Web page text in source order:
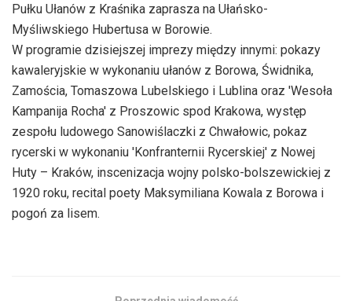
Pułku Ułanów z Kraśnika zaprasza na Ułańsko-
Myśliwskiego Hubertusa w Borowie.
W programie dzisiejszej imprezy między innymi: pokazy
kawaleryjskie w wykonaniu ułanów z Borowa, Świdnika,
Zamościa, Tomaszowa Lubelskiego i Lublina oraz 'Wesoła
Kampanija Rocha' z Proszowic spod Krakowa, występ
zespołu ludowego Sanowiślaczki z Chwałowic, pokaz
rycerski w wykonaniu 'Konfranternii Rycerskiej' z Nowej
Huty – Kraków, inscenizacja wojny polsko-bolszewickiej z
1920 roku, recital poety Maksymiliana Kowala z Borowa i
pogoń za lisem.